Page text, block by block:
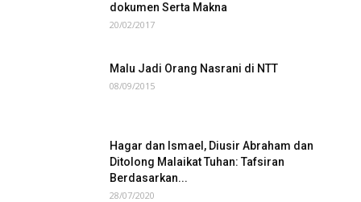
dokumen Serta Makna
20/02/2017
Malu Jadi Orang Nasrani di NTT
08/09/2015
Hagar dan Ismael, Diusir Abraham dan
Ditolong Malaikat Tuhan: Tafsiran
Berdasarkan...
28/07/2020